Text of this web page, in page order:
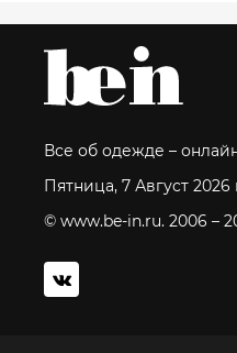
Все об одежде –
Пятница, 7 Август 2026
© www.be-in.ru. 2006 –